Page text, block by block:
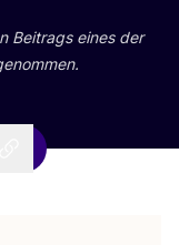
Bei­trags eines der